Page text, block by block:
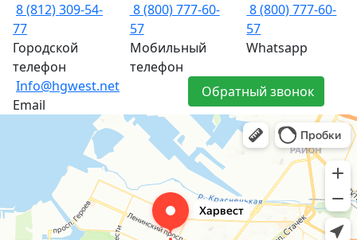
8 (812) 309-54-
77
Городской
телефон
8 (800) 777-60-
57
Мобильный
телефон
8 (800) 777-60-
57
Whatsapp
Info@hgwest.net
Email
Обратный звонок